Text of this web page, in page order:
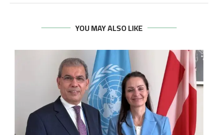
YOU MAY ALSO LIKE